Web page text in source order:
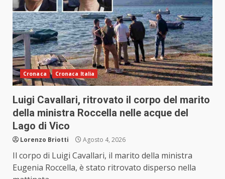
Cronaca Cronaca Italia
Luigi Cavallari, ritrovato il corpo del marito
della ministra Roccella nelle acque del
Lago di Vico
Lorenzo Briotti Agosto 4, 2026
Il corpo di Luigi Cavallari, il marito della ministra
Eugenia Roccella, è stato ritrovato disperso nella